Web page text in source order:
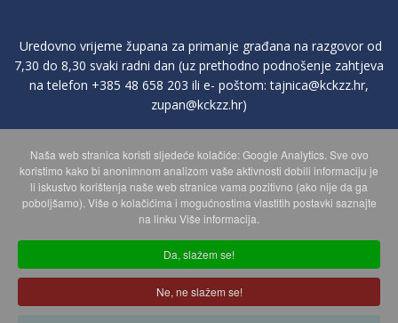
Uredovno vrijeme župana za primanje građana na razgovor od
7,30 do 8,30 svaki radni dan (uz prethodno podnošenje zahtjeva
na telefon +385 48 658 203 ili e- poštom:tajnica@kckzz.hr,
zupan@kckzz.hr)
POLITIKA ZAŠTITE PRIVATNOSTI OSOBNIH PODATAKA
MAPA WEBA
Copyright © 2026 Koprivničko - križevačka županija. Sva prava
zadržana.
Naša web stranica koristi sljedeće kolačiće: Google Analytics. Sve ovo
koristimo kako bi anonimnom analizom vaše aktivnosti dobili informaciju je
li iskustvo korištenja naše web stranice vama pozitivno (ako nije da ga
poboljšamo). Više o kolačićima i mogućnostima vlastitih postavki saznajte
na linku Više informacija.
Da, slažem se!
Ne, ne slažem se!